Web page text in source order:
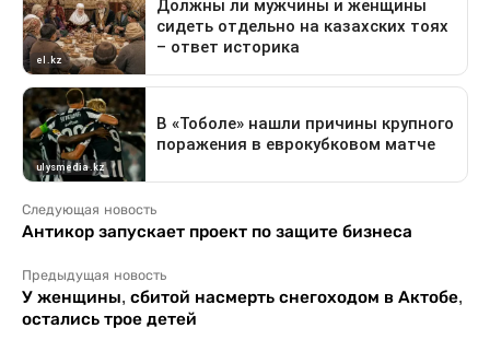
Следующая новость
Антикор запускает проект по защите бизнеса
Предыдущая новость
У женщины, сбитой насмерть снегоходом в Актобе,
остались трое детей